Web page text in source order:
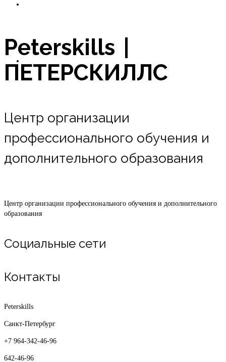
Peterskills |
ПЕТЕРСКИЛЛС
Центр организации
профессионального обучения и
дополнительного образования
Центр организации профессионального обучения и дополнительного
образования
Социальные сети
Контакты
Peterskills
Санкт-Петербург
+7 964-342-46-96
642-46-96